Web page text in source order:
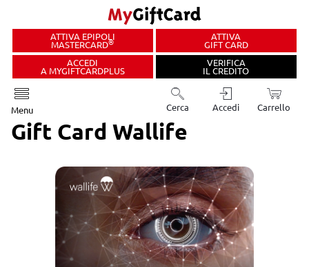
ATTIVA EPIPOLI
MASTERCARD® ATTIVA
GIFT CARD
ACCEDI
A MYGIFTCARDPLUS
VERIFICA
IL CREDITO
Menu Cerca Accedi Carrello
Gift Card Wallife